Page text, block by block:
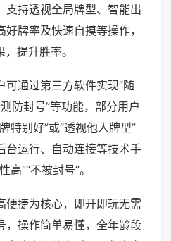
支持透视全局牌型、智能出
牌率及快速自摸等操作，
提升胜率。
可通过第三方软件实现“随
防封号”等功能，部分用户
特别好”或“透视他人牌型”
台运行、自动连接等技术手
”“不被封号”。
便捷为核心，即开即玩无需
，操作简单易懂，全年龄段